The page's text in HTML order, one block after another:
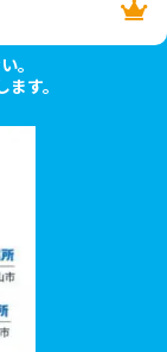
。
す。